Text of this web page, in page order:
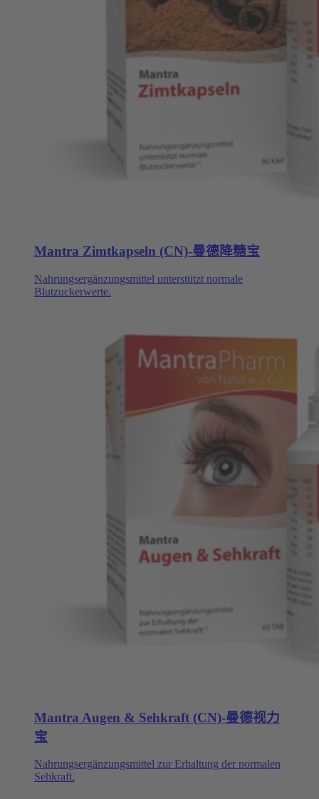
Mantra Zimtkapseln (CN)-曼德降糖宝
Nahrungsergänzungsmittel unterstützt normale
Blutzuckerwerte.
Mantra Augen & Sehkraft (CN)-曼德视力
宝
Nahrungsergänzungsmittel zur Erhaltung der normalen
Sehkraft.